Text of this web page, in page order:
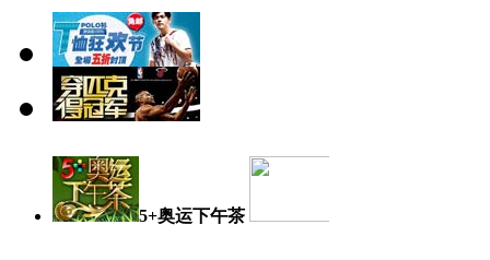
5+奥运下午茶